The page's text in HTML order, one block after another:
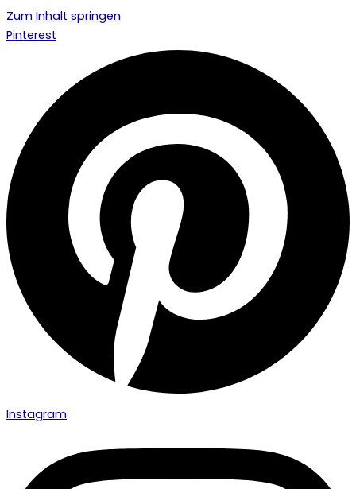
Zum Inhalt springen
Pinterest
Instagram